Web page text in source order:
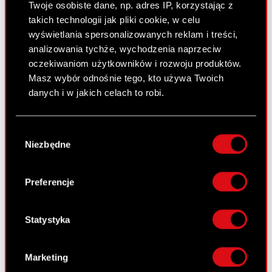
Twoje osobiste dane, np. adres IP, korzystając z
takich technologii jak pliki cookie, w celu
wyświetlania spersonalizowanych reklam i treści,
analizowania tychże, wychodzenia naprzeciw
oczekiwaniom użytkowników i rozwoju produktów.
Masz wybór odnośnie tego, kto używa Twoich
danych i w jakich celach to robi.
lokalizacji geograficznej z dokładnością nawet
Identyfikować Twoje urządzenie, aktywnie
analizując charakteryzującego je zbiory
palca)
osobiste dane są przetwarzane oraz ustaw własne
preferencje w
. W Deklaracji
zgody
Niezbędne
Preferencje
Statystyka
Marketing
PDF Pobierz załącznik
Raport bieżący nr 35/2011
1 czerwca 2011
Projekty uchwał Zwyczajnego Walnego
1 czerwca 2011
PDF
Ogłoszenie o zwołaniu Zwyczajnego
Walnego Zgromadzenia